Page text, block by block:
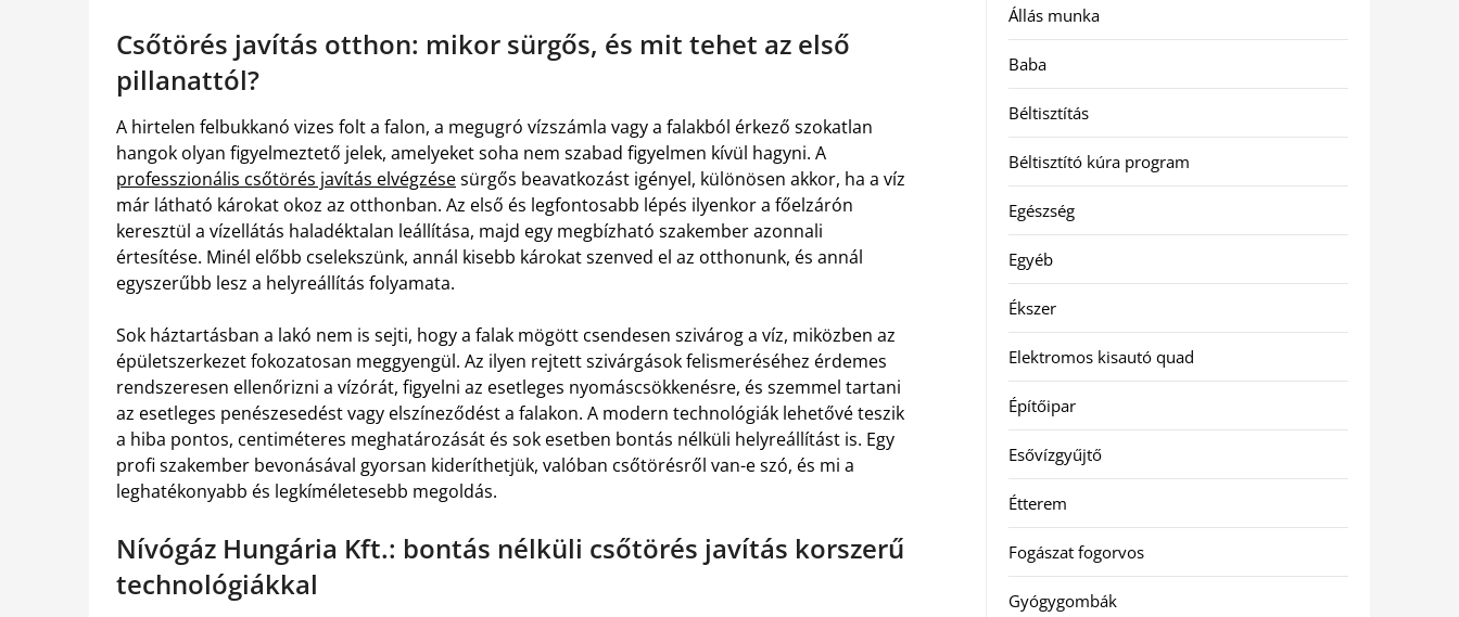
Csőtörés javítás otthon: mikor sürgős, és mit tehet az első
pillanattól?
A hirtelen felbukkanó vizes folt a falon, a megugró vízszámla vagy a falakból érkező szokatlan
hangok olyan figyelmeztető jelek, amelyeket soha nem szabad figyelmen kívül hagyni. A
professzionális csőtörés javítás elvégzésesürgős beavatkozást igényel, különösen akkor, ha a víz
már látható károkat okoz az otthonban. Az első és legfontosabb lépés ilyenkor a főelzárón
keresztül a vízellátás haladéktalan leállítása, majd egy megbízható szakember azonnali
értesítése. Minél előbb cselekszünk, annál kisebb károkat szenved el az otthonunk, és annál
egyszerűbb lesz a helyreállítás folyamata.
Sok háztartásban a lakó nem is sejti, hogy a falak mögött csendesen szivárog a víz, miközben az
épületszerkezet fokozatosan meggyengül. Az ilyen rejtett szivárgások felismeréséhez érdemes
rendszeresen ellenőrizni a vízórát, figyelni az esetleges nyomáscsökkenésre, és szemmel tartani
az esetleges penészesedést vagy elszíneződést a falakon. A modern technológiák lehetővé teszik
a hiba pontos, centiméteres meghatározását és sok esetben bontás nélküli helyreállítást is. Egy
profi szakember bevonásával gyorsan kideríthetjük, valóban csőtörésről van-e szó, és mi a
leghatékonyabb és legkíméletesebb megoldás.
Nívógáz Hungária Kft.: bontás nélküli csőtörés javítás korszerű
technológiákkal
Állás munka
Baba
Béltisztítás
Béltisztító kúra program
Egészség
Egyéb
Ékszer
Elektromos kisautó quad
Építőipar
Esővízgyűjtő
Étterem
Fogászat fogorvos
Gyógygombák